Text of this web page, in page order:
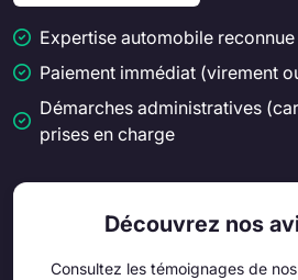
Expertise automobile
Paiement immédiat (virement
Démarches administratives
prises en charge
Découvrez nos
Consultez les témoignages de